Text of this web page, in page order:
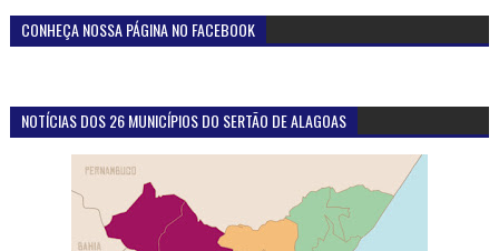
CONHEÇA NOSSA PÁGINA NO FACEBOOK
NOTÍCIAS DOS 26 MUNICÍPIOS DO SERTÃO DE ALAGOAS